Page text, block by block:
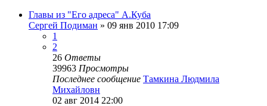
Главы из "Его адреса" А.Куба
Сергей Подиман » 09 янв 2010 17:09
1
2
26 Ответы
39963 Просмотры
Последнее сообщение Тамкина Людмила
Михайловн
02 авг 2014 22:00